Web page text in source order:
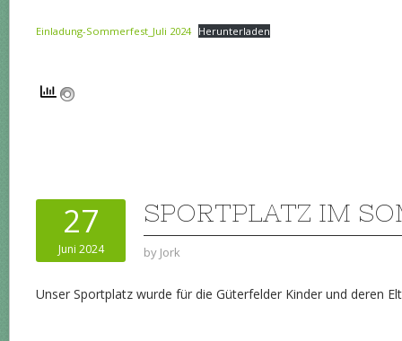
Einladung-Sommerfest_Juli 2024 Herunterladen
27
Juni 2024
SPORTPLATZ IM
by Jork
Unser Sportplatz wurde für die Güterfelder Kinder und deren